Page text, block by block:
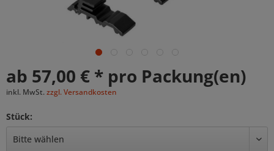
ab 57,00 € * pro Packung(en)
inkl. MwSt. zzgl. Versandkosten
Stück: